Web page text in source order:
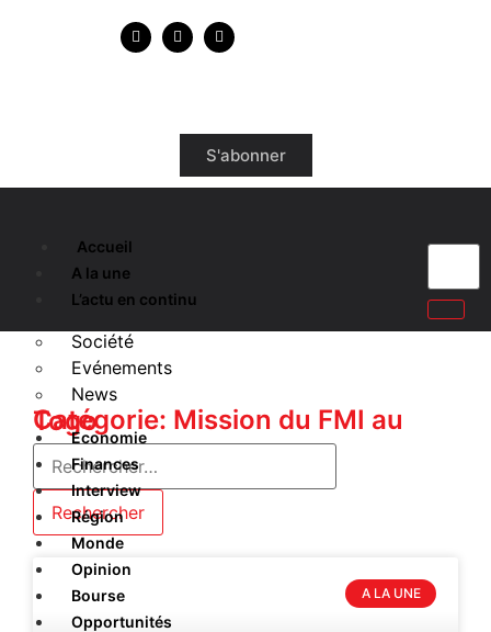
S'abonner
Accueil
A la une
L’actu en continu
Société
Evénements
News
Economie
Finances
Interview
Région
Monde
Opinion
Bourse
Opportunités
Catégorie: Mission du FMI au Togo
A LA UNE